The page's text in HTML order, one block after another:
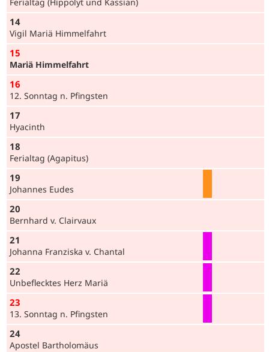
Ferialtag (Hippolyt und Kassian)
14
Vigil Mariä Himmelfahrt
15
Mariä Himmelfahrt
16
12. Sonntag n. Pfingsten
17
Hyacinth
18
Ferialtag (Agapitus)
19
Johannes Eudes
20
Bernhard v. Clairvaux
21
Johanna Franziska v. Chantal
22
Unbeflecktes Herz Mariä
23
13. Sonntag n. Pfingsten
24
Apostel Bartholomäus